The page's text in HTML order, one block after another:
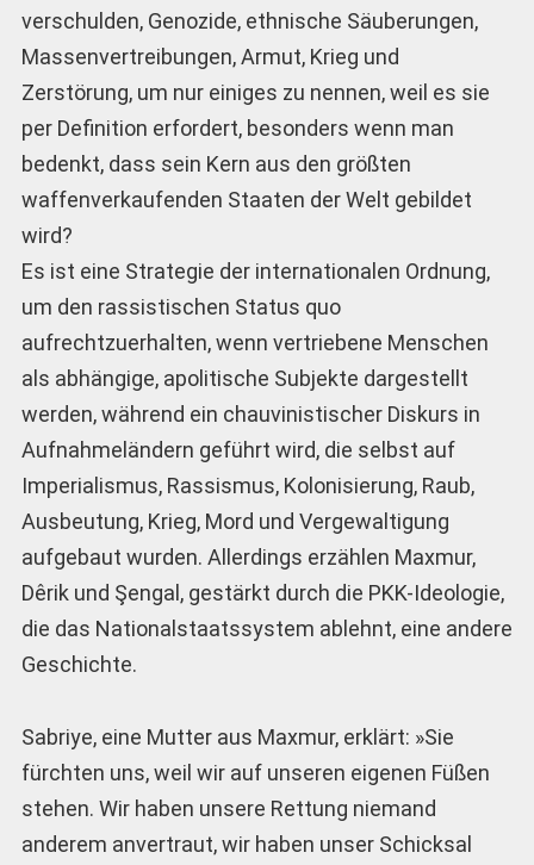
verschulden, Genozide, ethnische Säuberungen,
Massenvertreibungen, Armut, Krieg und
Zerstörung, um nur einiges zu nennen, weil es sie
per Definition erfordert, besonders wenn man
bedenkt, dass sein Kern aus den größten
waffenverkaufenden Staaten der Welt gebildet
wird?
Es ist eine Strategie der internationalen Ordnung,
um den rassistischen Status quo
aufrechtzuerhalten, wenn vertriebene Menschen
als abhängige, apolitische Subjekte dargestellt
werden, während ein chauvinistischer Diskurs in
Aufnahmeländern geführt wird, die selbst auf
Imperialismus, Rassismus, Kolonisierung, Raub,
Ausbeutung, Krieg, Mord und Vergewaltigung
aufgebaut wurden. Allerdings erzählen Maxmur,
Dêrik und Şengal, gestärkt durch die PKK-Ideologie,
die das Nationalstaatssystem ablehnt, eine andere
Geschichte.
Sabriye, eine Mutter aus Maxmur, erklärt: »Sie
fürchten uns, weil wir auf unseren eigenen Füßen
stehen. Wir haben unsere Rettung niemand
anderem anvertraut, wir haben unser Schicksal